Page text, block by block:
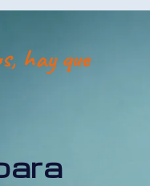
hay que